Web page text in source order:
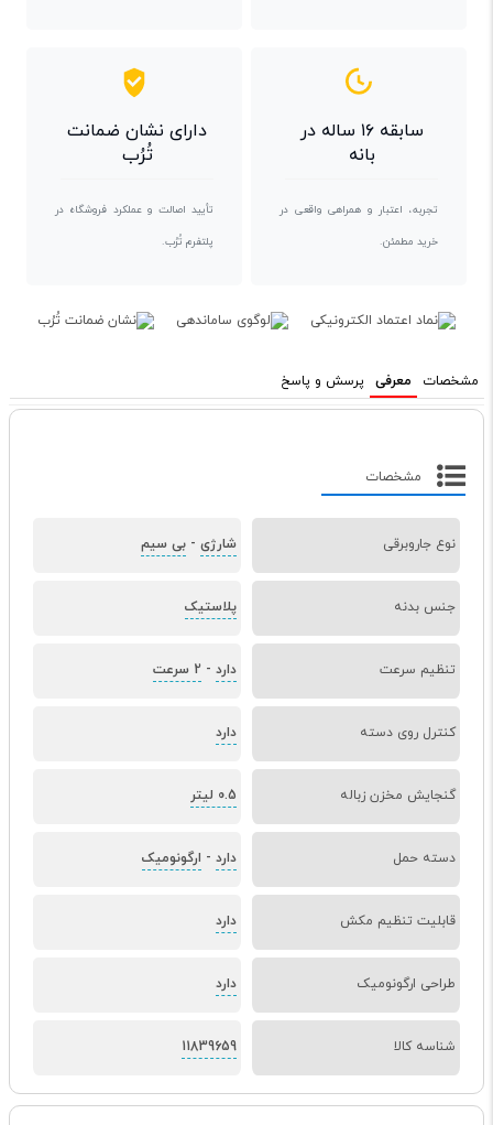
سابقه ۱۶ ساله در
بانه
تجربه، اعتبار و همراهی واقعی در
خرید مطمئن.
دارای نشان ضمانت
تُرُب
تأیید اصالت و عملکرد فروشگاه در
پلتفرم تُرُب.
مشخصات معرفی پرسش و پاسخ
مشخصات
نوع جاروبرقی شارژی - بی سیم
جنس بدنه پلاستیک
تنظیم سرعت دارد - 2 سرعت
کنترل روی دسته دارد
گنجایش مخزن زباله 0.5 لیتر
دسته حمل دارد - ارگونومیک
قابلیت تنظیم مکش دارد
طراحی ارگونومیک دارد
شناسه کالا 11839659